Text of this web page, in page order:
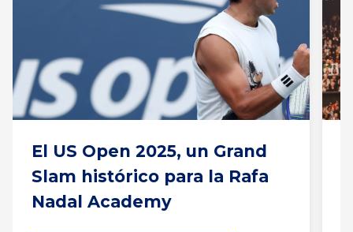
El US Open 2025, un Grand
Slam histórico para la Rafa
Nadal Academy